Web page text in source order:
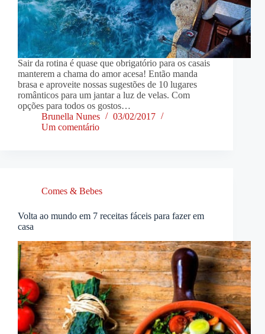
Sair da rotina é quase que obrigatório para os casais
manterem a chama do amor acesa! Então manda
brasa e aproveite nossas sugestões de 10 lugares
românticos para um jantar a luz de velas. Com
opções para todos os gostos…
Brunella Nunes
03/02/2017
Um comentário
Comes & Bebes
Volta ao mundo em 7 receitas fáceis para fazer em
casa